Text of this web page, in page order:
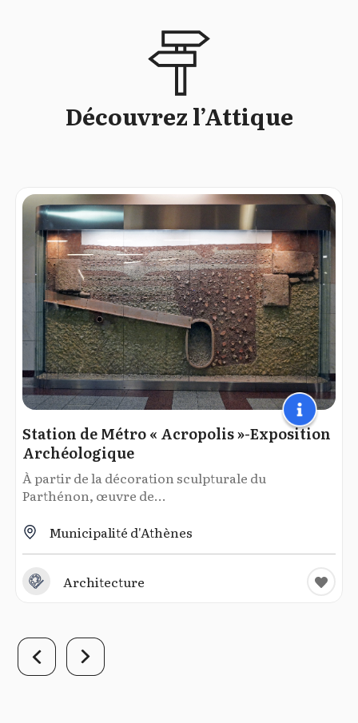
Découvrez l’Attique
Station de Métro « Acropolis »-Exposition
Archéologique
À partir de la décoration sculpturale du
Parthénon, œuvre de...
Municipalité d'Athènes
Architecture